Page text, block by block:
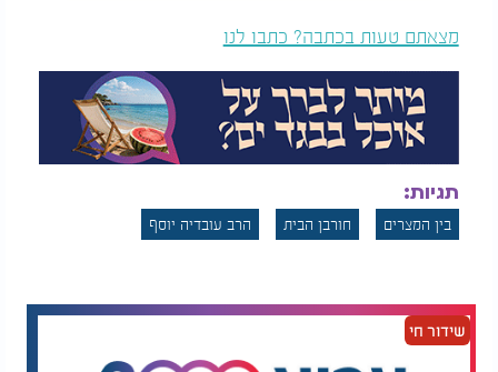
מצאתם טעות בכתבה? כתבו לנו
תגיות:
בין המצרים חורבן הבית הרב עובדיה יוסף
שידור חי